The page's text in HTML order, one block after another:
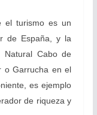
el turismo es un
de España, y la
Natural Cabo de
o Garrucha en el
es ejemplo
de riqueza y